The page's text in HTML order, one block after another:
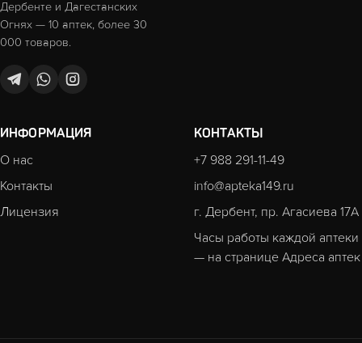
Дербенте и Дагестанских
Огнях — 10 аптек, более 30
000 товаров.
ИНФОРМАЦИЯ
О нас
Контакты
Лицензия
КОНТАКТЫ
+7 988 291-11-49
info@apteka149.ru
г. Дербент, пр. Агасиева 17А
Часы работы каждой аптеки
— на странице Адреса аптек